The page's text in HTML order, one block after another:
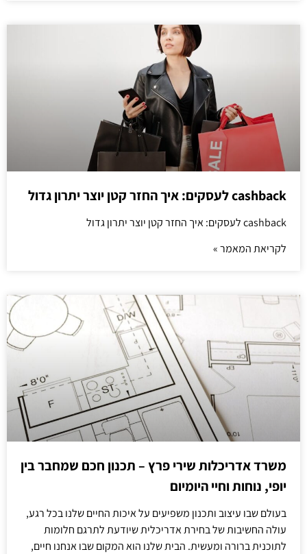
cashback לעסקים: איך החזר קטן יוצר יתרון גדול
cashback לעסקים: איך החזר קטן יוצר יתרון גדול
לקריאת המאמר »
משרד אדריכלות שירי פרץ – תכנון חכם שמחבר בין
יופי, נוחות וחיי היומיום
בעולם שבו עיצוב ותכנון משפיעים על איכות החיים שלנו בכל רגע,
עולה החשיבות של בחירת אדריכלית שיודעת לתרגם חלומות
לתוכנית ברורה ומעשית. הבית שלנו הוא המקום שבו אנחנו חיים,